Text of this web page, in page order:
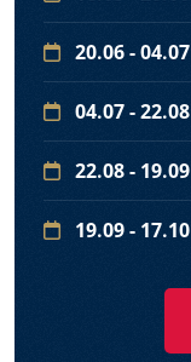
20.06 - 04.07
04.07 - 22.08
22.08 - 19.09
19.09 - 17.10